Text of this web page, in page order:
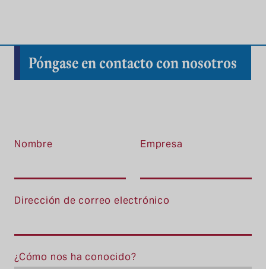
Póngase en contacto con nosotros
Nombre Empresa
Dirección de correo electrónico
¿Cómo nos ha conocido?